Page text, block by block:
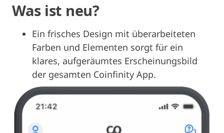
Was ist neu?
Ein frisches Design mit überarbeiteten
Farben und Elementen sorgt für ein
klares, aufgeräumtes Erscheinungsbild
der gesamten Coinfinity App.